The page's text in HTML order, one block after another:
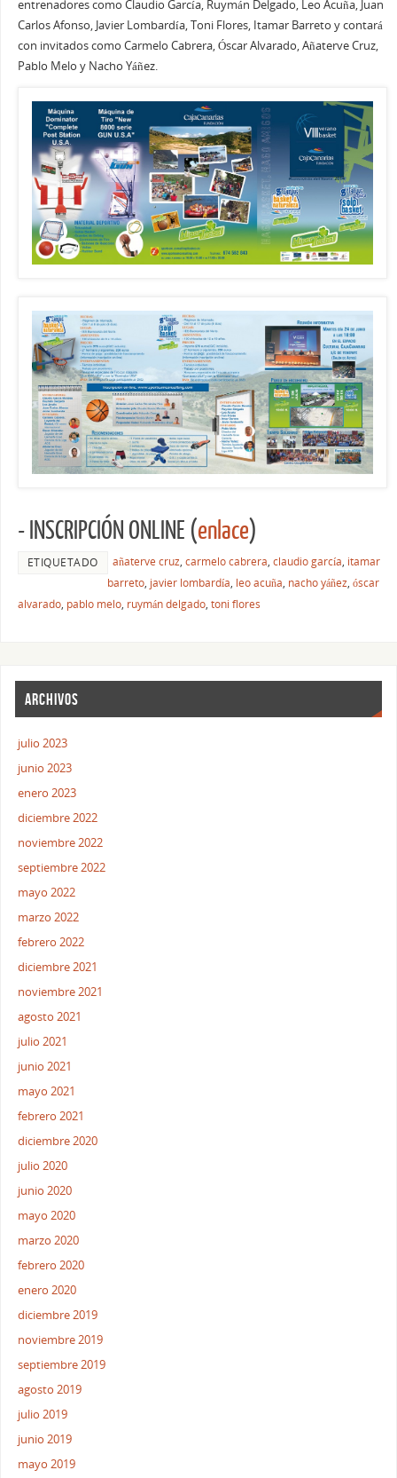
entrenadores como Claudio García, Ruymán Delgado, Leo Acuña, Juan
Carlos Afonso, Javier Lombardía, Toni Flores, Itamar Barreto y contará
con invitados como Carmelo Cabrera, Óscar Alvarado, Añaterve Cruz,
Pablo Melo y Nacho Yáñez.
- INSCRIPCIÓN ONLINE (enlace)
ETIQUETADO añaterve cruz, carmelo cabrera, claudio garcía, itamar
barreto, javier lombardía, leo acuña, nacho yáñez, óscar
alvarado, pablo melo, ruymán delgado, toni flores
ARCHIVOS
julio 2023
junio 2023
enero 2023
diciembre 2022
noviembre 2022
septiembre 2022
mayo 2022
marzo 2022
febrero 2022
diciembre 2021
noviembre 2021
agosto 2021
julio 2021
junio 2021
mayo 2021
febrero 2021
diciembre 2020
julio 2020
junio 2020
mayo 2020
marzo 2020
febrero 2020
enero 2020
diciembre 2019
noviembre 2019
septiembre 2019
agosto 2019
julio 2019
junio 2019
mayo 2019